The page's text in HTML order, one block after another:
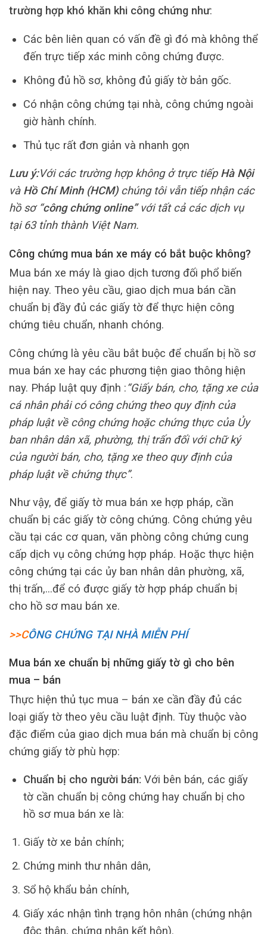
trường hợp khó khăn khi công chứng như:
Các bên liên quan có vấn đề gì đó mà không thể
đến trực tiếp xác minh công chứng được.
Không đủ hồ sơ, không đủ giấy tờ bản gốc.
Có nhận công chứng tại nhà, công chứng ngoài
giờ hành chính.
Thủ tục rất đơn giản và nhanh gọn
Lưu ý:Với các trường hợp không ở trực tiếp Hà Nội
và Hồ Chí Minh (HCM)chúng tôi vẫn tiếp nhận các
hồ sơ “công chứng online”với tất cả các dịch vụ
tại 63 tỉnh thành Việt Nam.
Công chứng mua bán xe máy có bắt buộc không?
Mua bán xe máy là giao dịch tương đối phổ biến
hiện nay. Theo yêu cầu, giao dịch mua bán cần
chuẩn bị đầy đủ các giấy tờ để thực hiện công
chứng tiêu chuẩn, nhanh chóng.
Công chứng là yêu cầu bắt buộc để chuẩn bị hồ sơ
mua bán xe hay các phương tiện giao thông hiện
nay. Pháp luật quy định :“Giấy bán, cho, tặng xe của
cá nhân phải có công chứng theo quy định của
pháp luật về công chứng hoặc chứng thực của Ủy
ban nhân dân xã, phường, thị trấn đối với chữ ký
của người bán, cho, tặng xe theo quy định của
pháp luật về chứng thực”.
Như vậy, để giấy tờ mua bán xe hợp pháp, cần
chuẩn bị các giấy tờ công chứng. Công chứng yêu
cầu tại các cơ quan, văn phòng công chứng cung
cấp dịch vụ công chứng hợp pháp. Hoặc thực hiện
công chứng tại các ủy ban nhân dân phường, xã,
thị trấn,…để có được giấy tờ hợp pháp chuẩn bị
cho hồ sơ mau bán xe.
>>CÔNG CHỨNG TẠI NHÀ MIỄN PHÍ
Mua bán xe chuẩn bị những giấy tờ gì cho bên
mua – bán
Thực hiện thủ tục mua – bán xe cần đầy đủ các
loại giấy tờ theo yêu cầu luật định. Tùy thuộc vào
đặc điểm của giao dịch mua bán mà chuẩn bị công
chứng giấy tờ phù hợp:
Chuẩn bị cho người bán: Với bên bán, các giấy
tờ cần chuẩn bị công chứng hay chuẩn bị cho
hồ sơ mua bán xe là:
Giấy tờ xe bản chính;
Chứng minh thư nhân dân,
Sổ hộ khẩu bản chính,
Giấy xác nhận tình trạng hôn nhân (chứng nhận
độc thân, chứng nhận kết hôn).